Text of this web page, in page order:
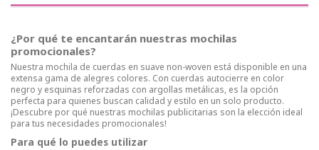
¿Por qué te encantarán nuestras mochilas
promocionales?
Nuestra mochila de cuerdas en suave non-woven está disponible en una
extensa gama de alegres colores. Con cuerdas autocierre en color
negro y esquinas reforzadas con argollas metálicas, es la opción
perfecta para quienes buscan calidad y estilo en un solo producto.
¡Descubre por qué nuestras mochilas publicitarias son la elección ideal
para tus necesidades promocionales!
Para qué lo puedes utilizar